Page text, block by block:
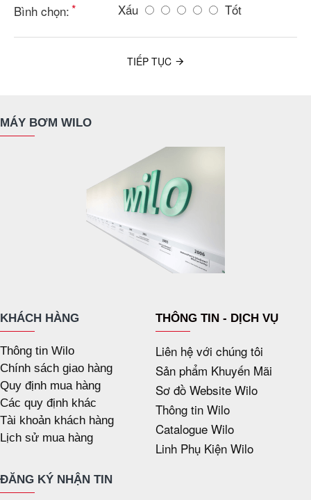
Bình chọn:
Xấu Tốt
TIẾP TỤC
MÁY BƠM WILO
KHÁCH HÀNG
Thông tin Wilo
Chính sách giao hàng
Quy định mua hàng
Các quy định khác
Tài khoản khách hàng
Lịch sử mua hàng
THÔNG TIN - DỊCH VỤ
Liên hệ với chúng tôi
Sản phẩm Khuyến Mãi
Sơ đồ Website Wilo
Thông tin Wilo
Catalogue Wilo
Linh Phụ Kiện Wilo
ĐĂNG KÝ NHẬN TIN